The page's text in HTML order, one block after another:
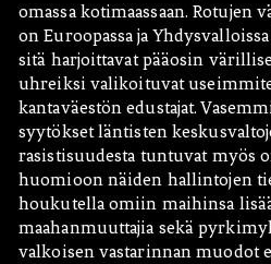
omassa kotimaassaan.
on Euroopassa ja
sitä harjoittavat pääosin
uhreiksi valikoituvat
kantaväestön edustajat.
syytökset läntisten
rasistisuudesta tuntuvat myös
huomioon näiden hallintojen
houkutella omiin maihinsa
maahanmuuttajia sekä
valkoisen vastarinnan muodot